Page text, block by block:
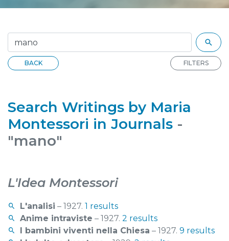
BACK FILTERS
Search Writings by Maria
Montessori in Journals -
"mano"
L'Idea Montessori
L'analisi – 1927. 1 results
Anime intraviste – 1927. 2 results
I bambini viventi nella Chiesa – 1927. 9 results